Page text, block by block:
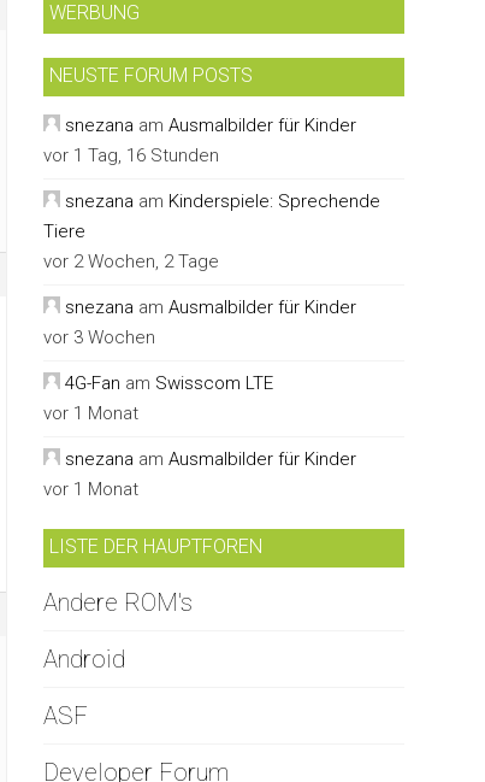
WERBUNG
NEUSTE FORUM POSTS
snezana am Ausmalbilder für Kinder
vor 1 Tag, 16 Stunden
snezana am Kinderspiele: Sprechende
Tiere
vor 2 Wochen, 2 Tage
snezana am Ausmalbilder für Kinder
vor 3 Wochen
4G-Fan am Swisscom LTE
vor 1 Monat
snezana am Ausmalbilder für Kinder
vor 1 Monat
LISTE DER HAUPTFOREN
Andere ROM's
Android
ASF
Developer Forum